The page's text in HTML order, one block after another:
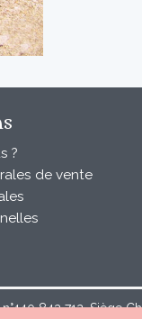
?
de vente
843 712. Siège